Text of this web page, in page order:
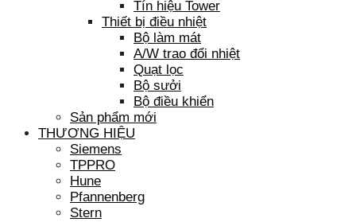
Tín hiệu Tower
Thiết bị điều nhiệt
Bộ làm mát
A/W trao đổi nhiệt
Quạt lọc
Bộ sưởi
Bộ điều khiển
Sản phẩm mới
THƯƠNG HIỆU
Siemens
TPPRO
Hune
Pfannenberg
Stern